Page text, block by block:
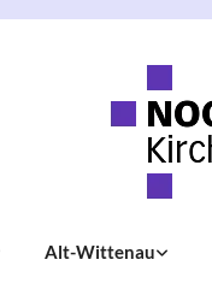
Alt-Wittenau